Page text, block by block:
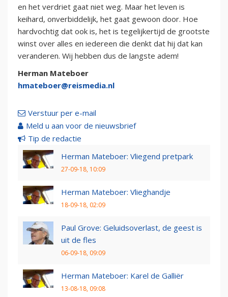
en het verdriet gaat niet weg. Maar het leven is
keihard, onverbiddelijk, het gaat gewoon door. Hoe
hardvochtig dat ook is, het is tegelijkertijd de grootste
winst over alles en iedereen die denkt dat hij dat kan
veranderen. Wij hebben dus de langste adem!
Herman Mateboer
hmateboer@reismedia.nl
Verstuur per e-mail
Meld u aan voor de nieuwsbrief
Tip de redactie
Herman Mateboer: Vliegend pretpark
27-09-18, 10:09
Herman Mateboer: Vlieghandje
18-09-18, 02:09
Paul Grove: Geluidsoverlast, de geest is
uit de fles
06-09-18, 09:09
Herman Mateboer: Karel de Galliër
13-08-18, 09:08